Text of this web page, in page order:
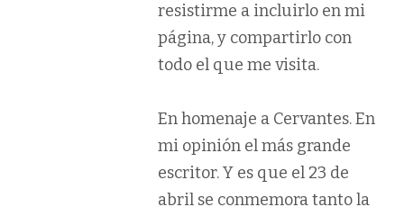
resistirme a incluirlo en mi
página, y compartirlo con
todo el que me visita.
En homenaje a Cervantes. En
mi opinión el más grande
escritor. Y es que el 23 de
abril se conmemora tanto la